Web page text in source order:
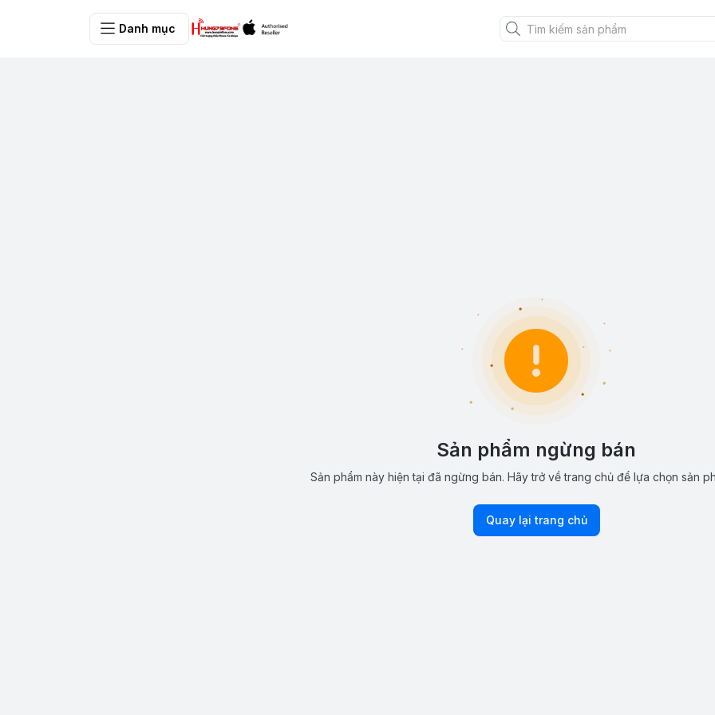
Danh mục
Sản phẩm ngừng bán
Sản phẩm này hiện tại đã ngừng bán. Hãy trở về trang chủ để lựa chọn sản
Quay lại trang chủ